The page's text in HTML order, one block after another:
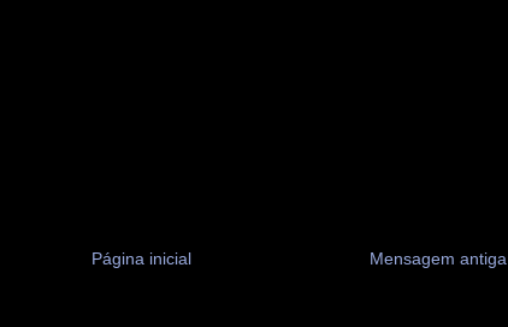
Mensagem antiga
Página inicial